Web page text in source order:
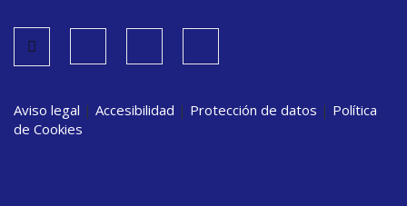
Aviso legal | Accesibilidad | Protección de datos | Política
de Cookies